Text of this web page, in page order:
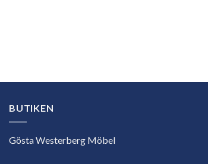
BUTIKEN
Gösta Westerberg Möbel